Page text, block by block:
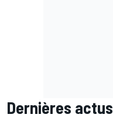
Dernières actus